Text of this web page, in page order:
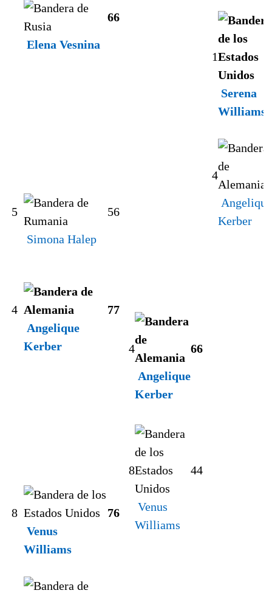
Elena Vesnina
66
1
Serena
Williams
4
Angelique
Kerber
5
Simona Halep
56
4
Angelique
Kerber
77
4
Angelique
Kerber
66
8
Venus
Williams
44
8
Venus
Williams
76